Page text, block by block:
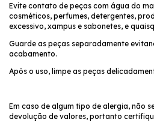
Evite contato de peças com água do
cosméticos, perfumes, detergentes,
excessivo, xampus e sabonetes, e
Guarde as peças separadamente
acabamento.
Após o uso, limpe as peças
Em caso de algum tipo de alergia, não
devolução de valores, portanto